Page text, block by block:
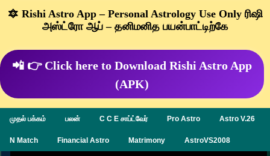
🔯 Rishi Astro App – Personal Astrology Use Only ரிஷி
அஸ்ட்ரோ ஆப் – தனிமனித பயன்பாட்டிற்கே
📲 👉 Click here to Download Rishi Astro App
(APK)
முதல் பக்கம் பலன் C C E சாப்ட்வேர் Pro Astro Astro V.26
N Match Financial Astro Matrimony AstroVS2008